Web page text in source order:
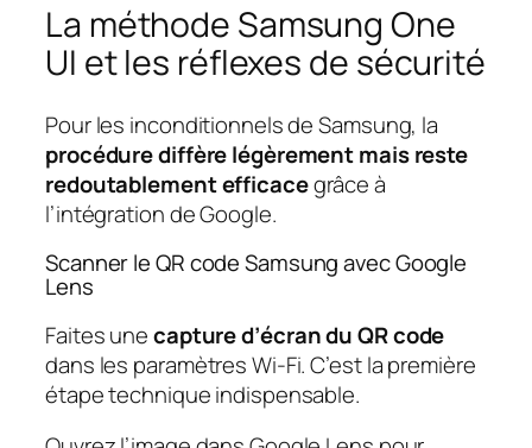
La méthode Samsung One
UI et les réflexes de sécurité
Pour les inconditionnels de Samsung, la
procédure diffère légèrement mais reste
redoutablement efficacegrâce à
l’intégration de Google.
Scanner le QR code Samsung avec Google
Lens
Faites unecapture d’écran du QR code
dans les paramètres Wi-Fi. C’est la première
étape technique indispensable.